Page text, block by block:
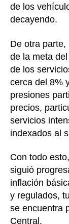
de los
decayendo.
De otra
de la meta
de los
cerca del 8%
presiones
precios,
servicios
indexados al
Con todo
siguió
inflación
y regulados,
se encuentra
Central.